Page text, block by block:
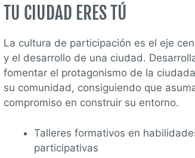
TU CIUDAD ERES TÚ
La cultura de participación es el eje
y el desarrollo de una ciudad.
fomentar el protagonismo de la
su comunidad, consiguiendo que
compromiso en construir su entorno.
Talleres formativos en
participativas